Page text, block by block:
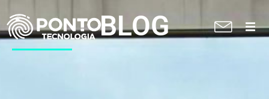
A Ponto
BLOG